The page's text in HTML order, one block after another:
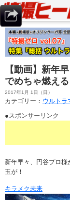
【動画】新年
でめちゃ燃える
2017年1月 1日（日）
カテゴリー： ウルトラ
●スポンサーリンク
新年早々、円谷プロ
玉が！
キラメク未来